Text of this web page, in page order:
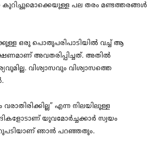
കുറിച്ചുമൊക്കെയുള്ള പല തരം മണ്ടത്തരങ്ങൾ
ഒരു പൊതുപരിപാടിയിൽ വച്ച് ആ
അവതരിപ്പിച്ചത്. അതിൽ
വിശ്വാസവും വിശ്വാസത്തെ
എന്ന നിലയിലുള്ള
യുവമോർച്ചക്കാർ സ്വയം
ഞാൻ പറഞ്ഞതും.